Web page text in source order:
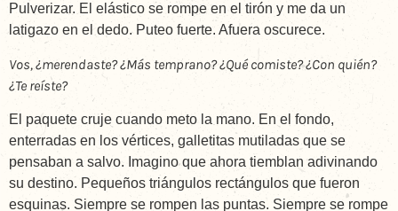
Pulverizar. El elástico se rompe en el tirón y me da un
latigazo en el dedo. Puteo fuerte. Afuera oscurece.
Vos, ¿merendaste? ¿Más temprano? ¿Qué comiste? ¿Con quién?
¿Te reíste?
El paquete cruje cuando meto la mano. En el fondo,
enterradas en los vértices, galletitas mutiladas que se
pensaban a salvo. Imagino que ahora tiemblan adivinando
su destino. Pequeños triángulos rectángulos que fueron
esquinas. Siempre se rompen las puntas. Siempre se rompe